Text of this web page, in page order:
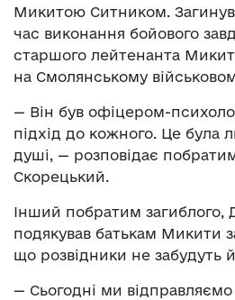
Микитою Ситником. Загинув
час виконання бойового
старшого лейтенанта
на Смолянському
— Він був офіцером-
підхід до кожного. Це була
душі, — розповідає
Скорецький.
Інший побратим загиблого,
подякував батькам Микити
що розвідники не забудуть
— Сьогодні ми